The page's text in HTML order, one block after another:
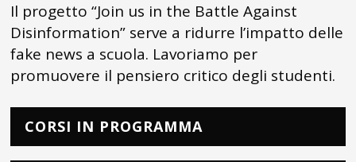
Il progetto “Join us in the Battle Against
Disinformation” serve a ridurre l’impatto delle
fake news a scuola. Lavoriamo per
promuovere il pensiero critico degli studenti.
CORSI IN PROGRAMMA